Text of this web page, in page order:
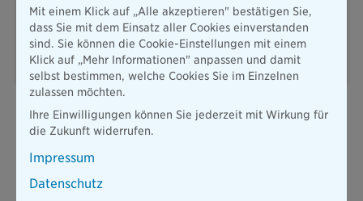
presse@diebayerische.de
E-Mail senden
Mit einem Klick auf „Alle akzeptieren" bestätigen Sie,
dass Sie mit dem Einsatz aller Cookies einverstanden
sind. Sie können die Cookie-Einstellungen mit einem
Klick auf „Mehr Informationen" anpassen und damit
selbst bestimmen, welche Cookies Sie im Einzelnen
zulassen möchten.
Ihre Einwilligungen können Sie jederzeit mit Wirkung für
die Zukunft widerrufen.
Impressum
Datenschutz